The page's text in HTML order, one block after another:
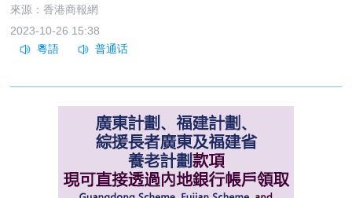
來源：香港商報網
2023-10-26 15:38